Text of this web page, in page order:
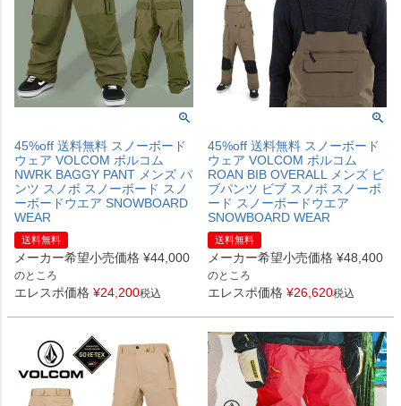
45%off 送料無料 スノーボード
ウェア VOLCOM ボルコム
NWRK BAGGY PANT メンズ パ
ンツ スノボ スノーボード スノ
ーボードウエア SNOWBOARD
WEAR
送料無料
メーカー希望小売価格 ¥44,000
のところ
エレスポ価格 ¥24,200税込
45%off 送料無料 スノーボード
ウェア VOLCOM ボルコム
ROAN BIB OVERALL メンズ ビ
ブパンツ ビブ スノボ スノーボ
ード スノーボードウエア
SNOWBOARD WEAR
送料無料
メーカー希望小売価格 ¥48,400
のところ
エレスポ価格 ¥26,620税込